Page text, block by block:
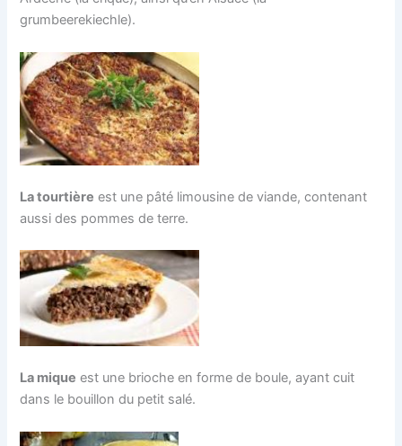
grumbeerekiechle).
La tourtière est une pâté limousine de viande, contenant
aussi des pommes de terre.
La mique est une brioche en forme de boule, ayant cuit
dans le bouillon du petit salé.